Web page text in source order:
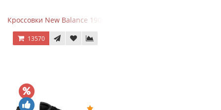
Кроссовки New Balance 1906A Dragon Berry
13570